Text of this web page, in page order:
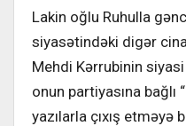
Lakin oğlu Ruhulla
siyasətindəki digər
Mehdi Kərrubinin
onun partiyasına bağlı
yazılarla çıxış etməyə